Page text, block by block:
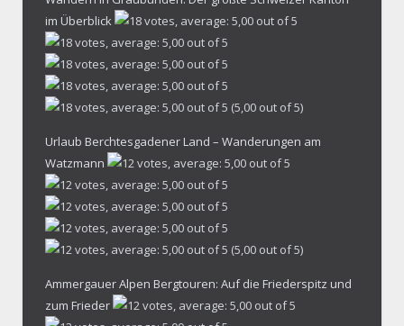
im Überblick
(5,00 out of 5)
Urlaub Berchtesgadener Land – Wanderungen am
Watzmann
(5,00 out of 5)
Ammergauer Alpen Bergtouren: Auf die Friederspitz und
zum Frieder